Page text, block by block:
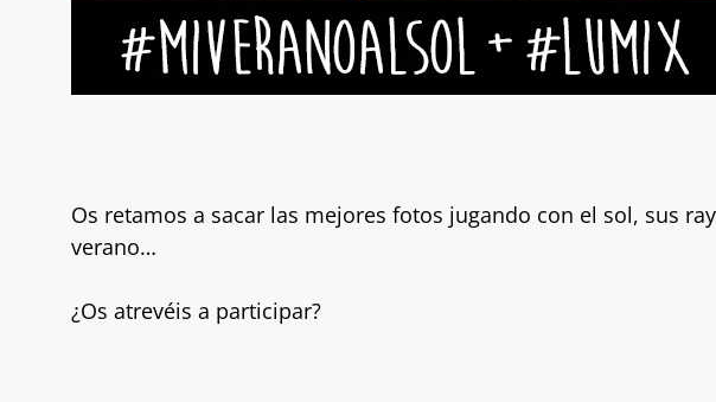
Os retamos a sacar las mejores fotos jugando con el sol, sus
verano…
¿Os atrevéis a participar?